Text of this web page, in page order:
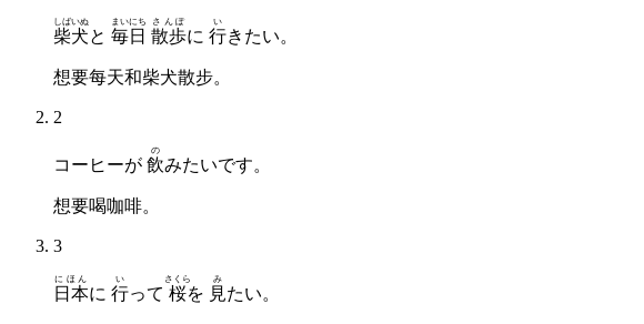
柴犬
しばいぬ
と 毎日
まいにち
散歩
さんぽ
に 行
い
きたい。
想要每天和柴犬散步。
2
コーヒーが 飲
の
みたいです。
想要喝咖啡。
3
日本
にほん
に 行
い
って 桜
さくら
を 見
み
たい。